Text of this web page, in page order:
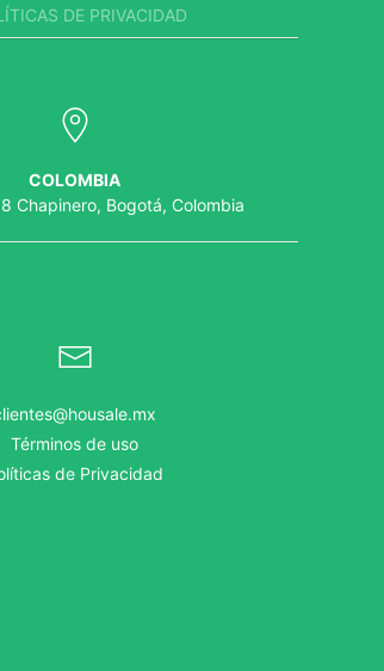
DE PRIVACIDAD
COLOMBIA
Chapinero, Bogotá, Colombia
Términos de uso
de Privacidad